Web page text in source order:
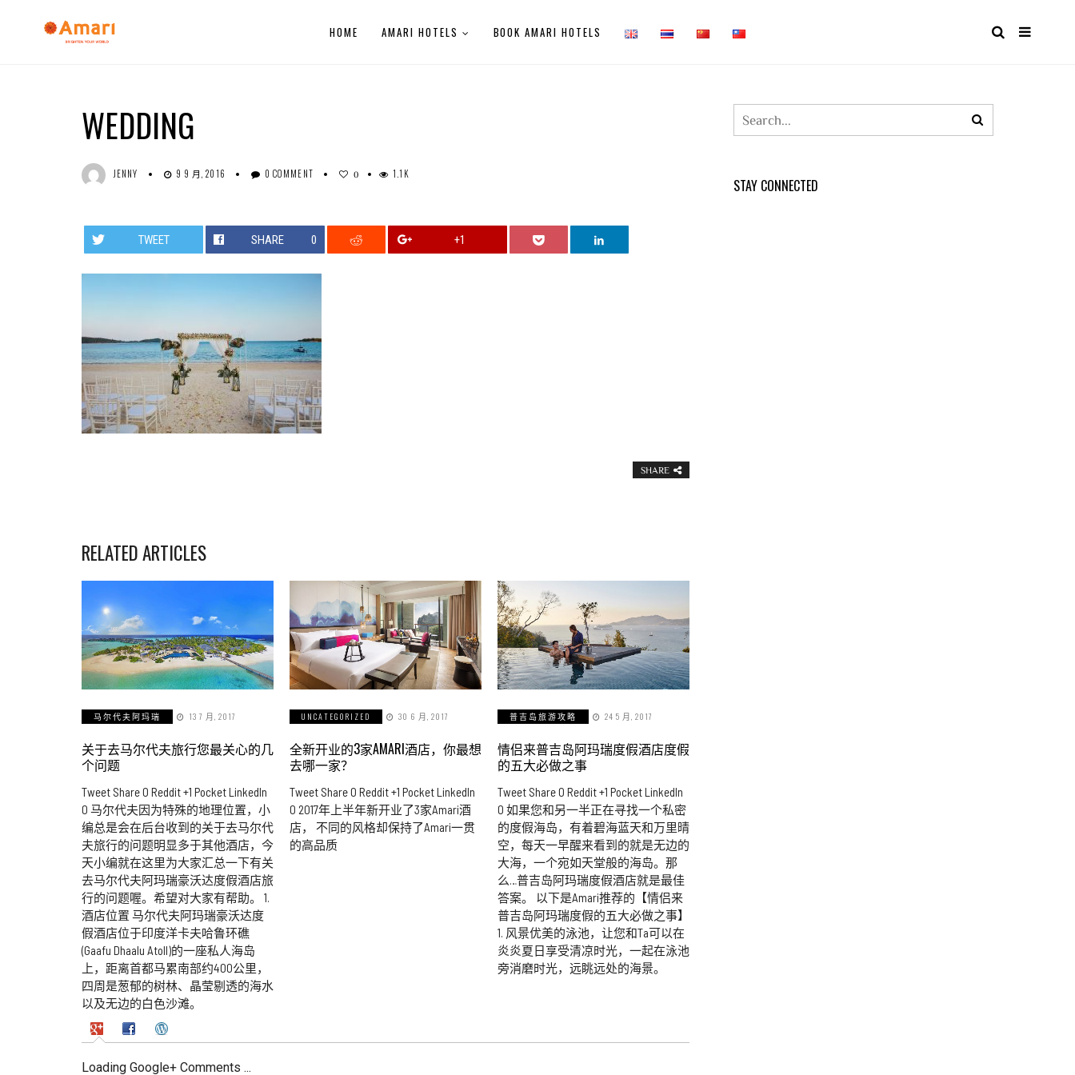
HOME AMARI HOTELS BOOK AMARI HOTELS
WEDDING
JENNY 9 9 月, 2016 0 COMMENT 0 1.1K
TWEET SHARE 0 +1
SHARE
RELATED ARTICLES
马尔代夫阿玛瑞 13 7 月, 2017
关于去马尔代夫旅行您最关心的几
个问题
Tweet Share 0 Reddit +1 Pocket LinkedIn
0 马尔代夫因为特殊的地理位置，小
编总是会在后台收到的关于去马尔代
夫旅行的问题明显多于其他酒店，今
天小编就在这里为大家汇总一下有关
去马尔代夫阿玛瑞豪沃达度假酒店旅
行的问题喔。希望对大家有帮助。 1.
酒店位置 马尔代夫阿玛瑞豪沃达度
假酒店位于印度洋卡夫哈鲁环礁
(Gaafu Dhaalu Atoll)的一座私人海岛
上，距离首都马累南部约400公里，
四周是葱郁的树林、晶莹剔透的海水
以及无边的白色沙滩。
UNCATEGORIZED 30 6 月, 2017
全新开业的3家AMARI酒店，你最想
去哪一家？
Tweet Share 0 Reddit +1 Pocket LinkedIn
0 2017年上半年新开业了3家Amari酒
店， 不同的风格却保持了Amari一贯
的高品质
普吉岛旅游攻略 24 5 月, 2017
情侣来普吉岛阿玛瑞度假酒店度假
的五大必做之事
Tweet Share 0 Reddit +1 Pocket LinkedIn
0 如果您和另一半正在寻找一个私密
的度假海岛，有着碧海蓝天和万里晴
空，每天一早醒来看到的就是无边的
大海，一个宛如天堂般的海岛。那
么…普吉岛阿玛瑞度假酒店就是最佳
答案。 以下是Amari推荐的【情侣来
普吉岛阿玛瑞度假的五大必做之事】
1. 风景优美的泳池，让您和Ta可以在
炎炎夏日享受清凉时光，一起在泳池
旁消磨时光，远眺远处的海景。
Loading Google+ Comments ...
STAY CONNECTED